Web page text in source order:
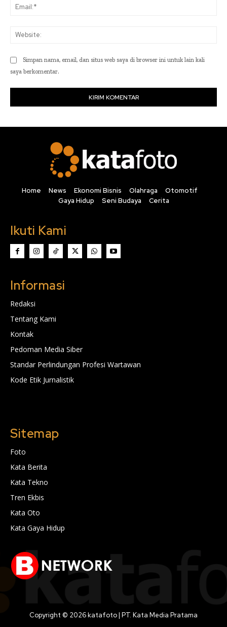
Simpan nama, email, dan situs web saya di browser ini untuk lain kali
saya berkomentar.
Home News Ekonomi Bisnis Olahraga
Otomotif
Gaya Hidup
Seni Budaya Cerita
Ikuti Kami
Informasi
Redaksi
Tentang Kami
Kontak
Pedoman Media Siber
Standar Perlindungan Profesi Wartawan
Kode Etik Jurnalistik
Sitemap
Foto
Kata Berita
Kata Tekno
Tren Ekbis
Kata Oto
Kata Gaya Hidup
Copyright © 2026 katafoto | PT. Kata Media Pratama